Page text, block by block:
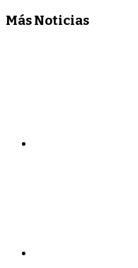
Más Noticias